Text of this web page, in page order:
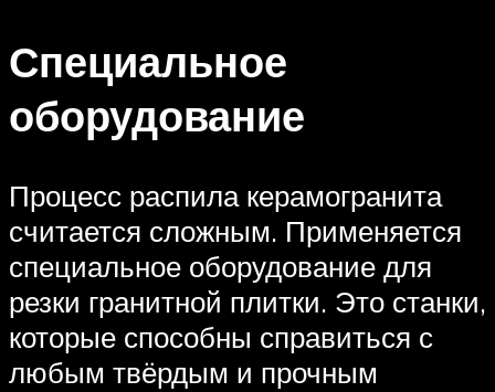
Специальное
оборудование
Процесс распила керамогранита
считается сложным. Применяется
специальное оборудование для
резки гранитной плитки. Это станки,
которые способны справиться с
любым твёрдым и прочным